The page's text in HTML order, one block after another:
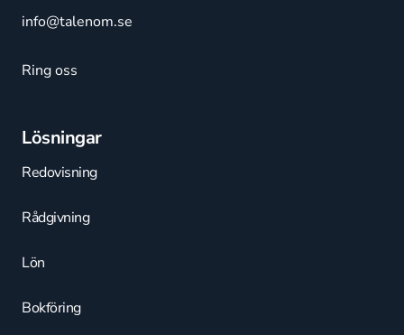
info@talenom.se
Ring oss
Lösningar
Redovisning
Rådgivning
Lön
Bokföring